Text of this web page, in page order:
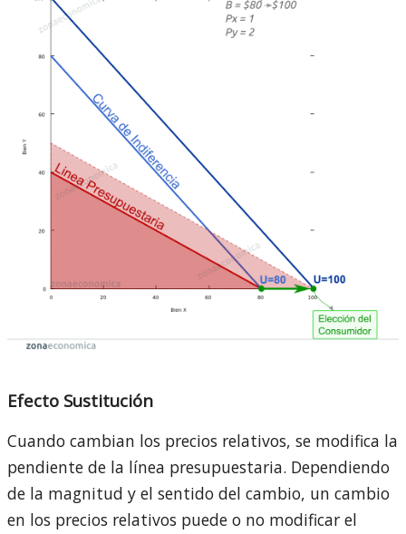
Efecto Sustitución
Cuando cambian los precios relativos, se modifica la
pendiente de la línea presupuestaria. Dependiendo
de la magnitud y el sentido del cambio, un cambio
en los precios relativos puede o no modificar el